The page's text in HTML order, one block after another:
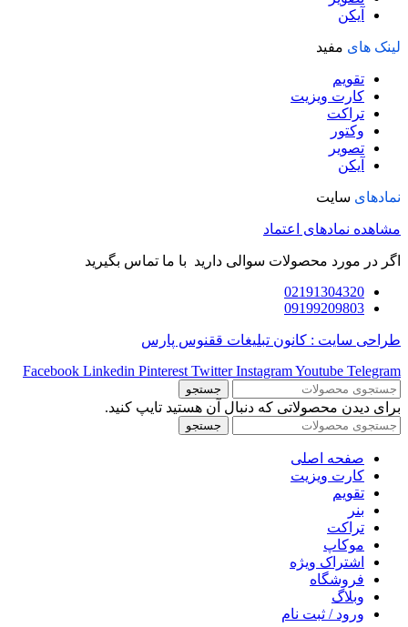
آیکن
لینک های مفید
تقویم
کارت ویزیت
تراکت
وکتور
تصویر
آیکن
نمادهای سایت
مشاهده نمادهای اعتماد
اگر در مورد محصولات سوالی دارید با ما تماس بگیرید
02191304320
09199209803
طراحی سایت : کانون تبلیغات ققنوس پارس
Facebook Linkedin Pinterest Twitter InstagramYoutube Telegram
جستجو
برای دیدن محصولاتی که دنبال آن هستید تایپ کنید.
جستجو
صفحه اصلی
کارت ویزیت
تقویم
بنر
تراکت
موکاپ
اشتراک ویژه
فروشگاه
وبلاگ
ورود / ثبت نام